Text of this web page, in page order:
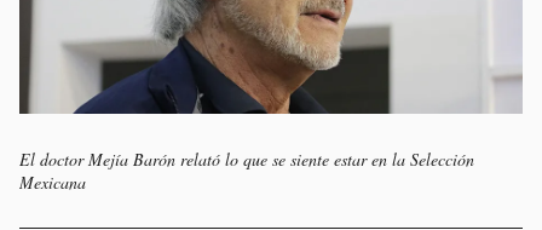
El doctor Mejía Barón relató lo que se siente estar en la Selección
Mexicana